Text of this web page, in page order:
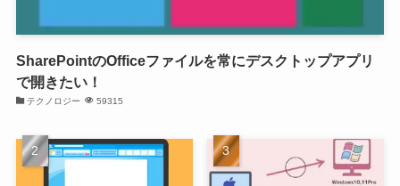
SharePointのOfficeファイルを常にデスクトップアプリ
で開きたい！
テクノロジー 59315